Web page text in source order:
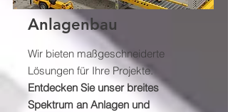
Anlagenbau
Wir bieten maßgeschneiderte
Lösungen für Ihre Projekte.
Entdecken Sie unser breites
Spektrum an Anlagen und